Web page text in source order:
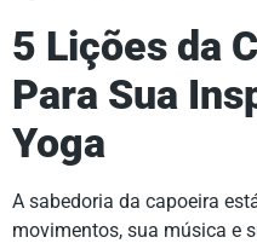
5 Lições da
Para Sua
Yoga
A sabedoria da capoeira
movimentos, sua música e